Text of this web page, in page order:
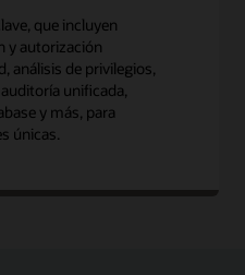
que incluyen
y autorización
análisis de privilegios,
unificada,
y más, para
únicas.